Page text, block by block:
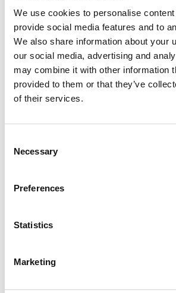
We use cookies to personalise
provide social media features and to
We also share information about your
our social media, advertising and
may combine it with other information
provided to them or that they’ve
of their services.
Selection
Necessary
Preferences
Statistics
Marketing
Mit Vendor Managed
ein etabliertes Verfahren zur
die Effizienz in der Supply
verbessern. In
elektronischem
entstehen automatisierte
Lieferant und Kunde, von der
: Was ist
die Voraussetzungen und
Überblick
Wie VMI und EDI bei der